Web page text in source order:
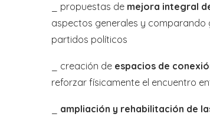
propuestas de mejora integral
aspectos generales y
partidos políticos
_ creación de espacios de
reforzar físicamente el encuentro
ampliación y rehabilitación de